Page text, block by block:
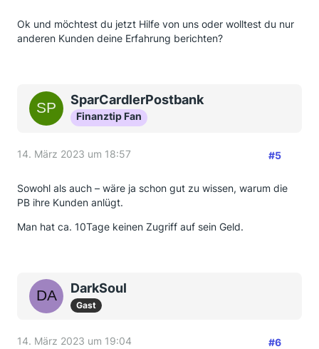
Ok und möchtest du jetzt Hilfe von uns oder wolltest du nur
anderen Kunden deine Erfahrung berichten?
SparCardlerPostbank
Finanztip Fan
14. März 2023 um 18:57 #5
Sowohl als auch – wäre ja schon gut zu wissen, warum die
PB ihre Kunden anlügt.
Man hat ca. 10Tage keinen Zugriff auf sein Geld.
DarkSoul
Gast
14. März 2023 um 19:04 #6